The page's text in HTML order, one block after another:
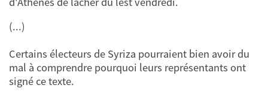
(...)
Certains électeurs de Syriza pourraient bien avoir du
mal à comprendre pourquoi leurs représentants ont
signé ce texte.